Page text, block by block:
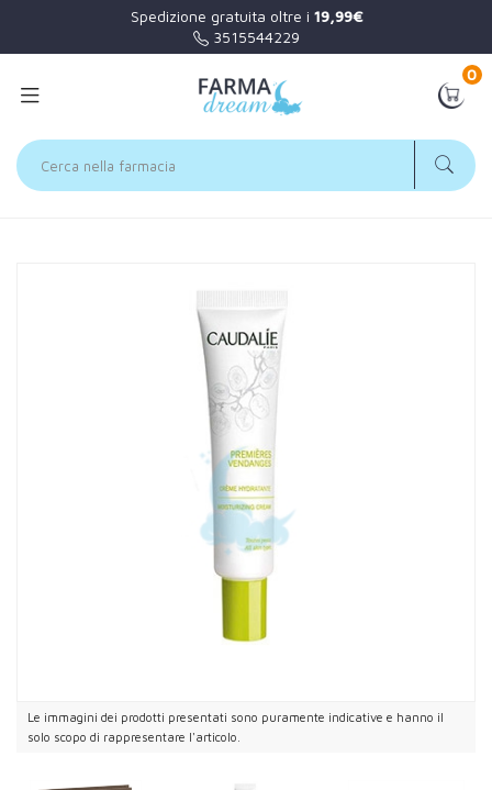
Spedizione gratuita oltre i 19,99€
3515544229
0
Le immagini dei prodotti presentati sono puramente indicative e hanno il
solo scopo di rappresentare l'articolo.